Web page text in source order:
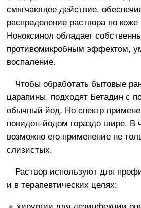
смягчающее действие,
распределение раствора по
Ноноксинол обладает
противомикробным эффектом,
воспаление.
Чтобы обработать бытовые
царапины, подходят Бетадин с
обычный йод. Но спектр
повидон-йодом гораздо шире. В
возможно его применение не
слизистых.
Раствор используют для
и в терапевтических целях: